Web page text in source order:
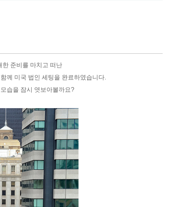
한 준비를 마치고 떠난
께 미국 법인 세팅을 완료하였습니다.
습을 잠시 엿보아볼까요?